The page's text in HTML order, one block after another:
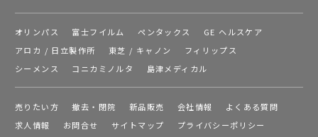
オリンパス 富士フイルム ペンタックス
GE ヘルスケア
アロカ / 日立製作所
東芝 / キャノン
フィリップス
シーメンス
コニカミノルタ 島津メディカル
売りたい方 撤去・閉院 新品販売 会社情報
よくある質問
求人情報
お問合せ サイトマップ プライバシーポリシー